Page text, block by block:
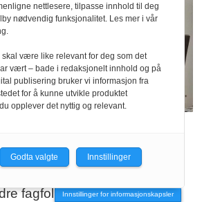
en
fagfolk om ideer som
Innstillinger for informasjonskapsler
nettlesere, tilpasse innhold til deg
nødvendig funksjonalitet. Les mer i vår
skal være like relevant for deg som det
vært – bade i redaksjonelt innhold og på
publisering bruker vi informasjon fra
for å kunne utvikle produktet
opplever det nyttig og relevant.
Godta valgte Innstillinger